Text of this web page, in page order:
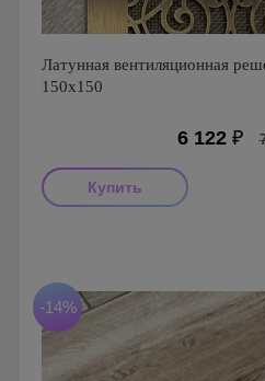
Латунная вентиляционная
150х150
6 122₽
-14%